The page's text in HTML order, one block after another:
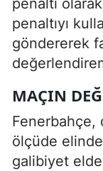
penaltıyı
göndererek
MAÇIN
Fenerbahçe,
ölçüde
galibiyet